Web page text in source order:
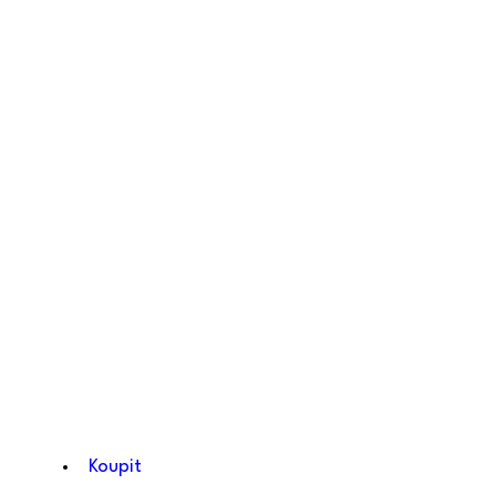
Koupit